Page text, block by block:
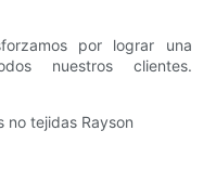
por lograr una
nuestros clientes.